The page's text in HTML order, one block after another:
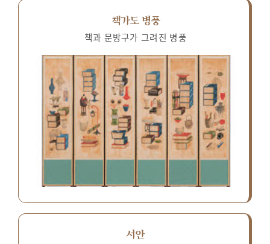
책가도 병풍
책과 문방구가 그려진 병풍
서안